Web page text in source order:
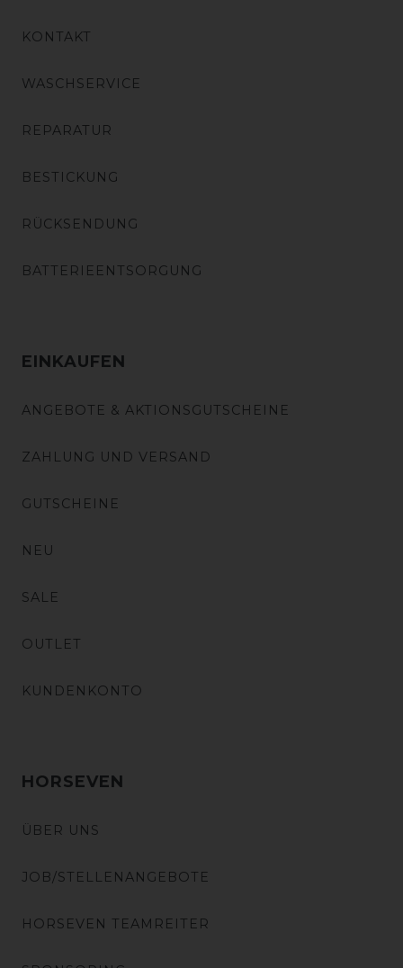
KONTAKT
WASCHSERVICE
REPARATUR
BESTICKUNG
RÜCKSENDUNG
BATTERIEENTSORGUNG
EINKAUFEN
ANGEBOTE & AKTIONSGUTSCHEINE
ZAHLUNG UND VERSAND
GUTSCHEINE
NEU
SALE
OUTLET
KUNDENKONTO
HORSEVEN
ÜBER UNS
JOB/STELLENANGEBOTE
HORSEVEN TEAMREITER